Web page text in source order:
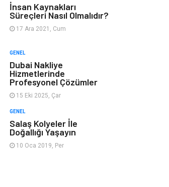
Emlak
göz sağlığı
Sigorta
Veteriner
İnsan Kaynakları
Süreçleri Nasıl Olmalıdır?
17 Ara 2021, Cum
GENEL
Dubai Nakliye
Hizmetlerinde
Profesyonel Çözümler
15 Eki 2025, Çar
GENEL
Salaş Kolyeler İle
Doğallığı Yaşayın
10 Oca 2019, Per